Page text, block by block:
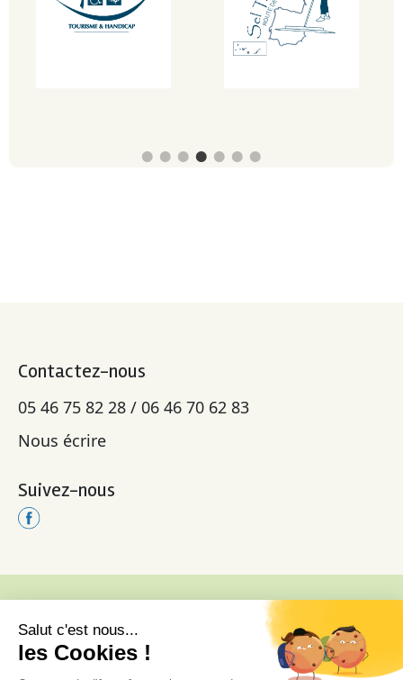
Contactez-nous
05 46 75 82 28 / 06 46 70 62 83
Nous écrire
Suivez-nous